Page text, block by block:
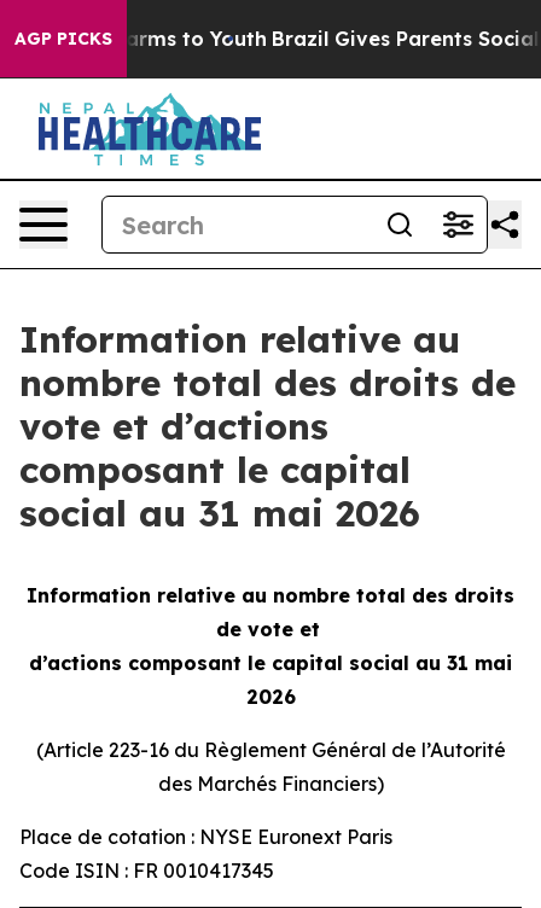
AGP PICKS
Abate Harms to Youth Brazil Gives Parents Social
Information relative au
nombre total des droits de
vote et d’actions
composant le capital
social au 31 mai 2026
Information relative au nombre total des droits
de vote et
d’actions composant le capital social au 31 mai
2026
(Article 223-16 du Règlement Général de l’Autorité
des Marchés Financiers)
Place de cotation : NYSE Euronext Paris
Code ISIN : FR 0010417345